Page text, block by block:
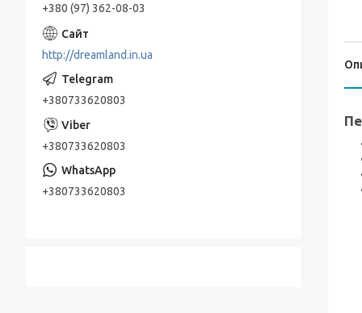
+380 (97) 362-08-03
http://dreamland.in.ua
+380733620803
+380733620803
+380733620803